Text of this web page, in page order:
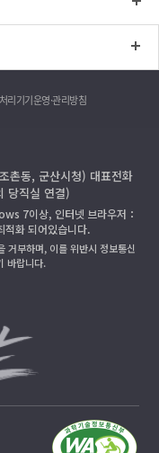
리기기운영·관리방침
촌동, 군산시청) 대표전화
당직실 연결)
7이상, 인터넷 브라우저：
적화 되어있습니다.
거부하며, 이를 위반시 정보통신
바랍니다.